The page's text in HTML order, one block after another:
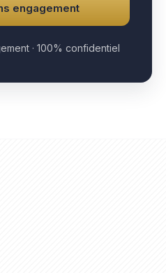
engagement
· 100% confidentiel